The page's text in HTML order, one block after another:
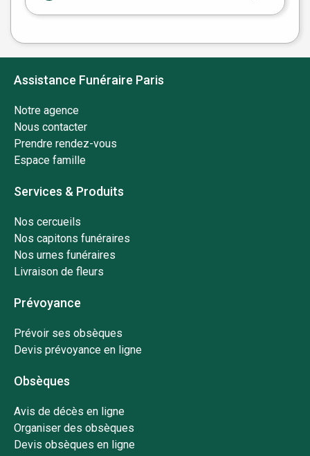
Assistance Funéraire Paris
Notre agence
Nous contacter
Prendre rendez-vous
Espace famille
Services & Produits
Nos cercueils
Nos capitons funéraires
Nos urnes funéraires
Livraison de fleurs
Prévoyance
Prévoir ses obsèques
Devis prévoyance en ligne
Obsèques
Avis de décès en ligne
Organiser des obsèques
Devis obsèques en ligne